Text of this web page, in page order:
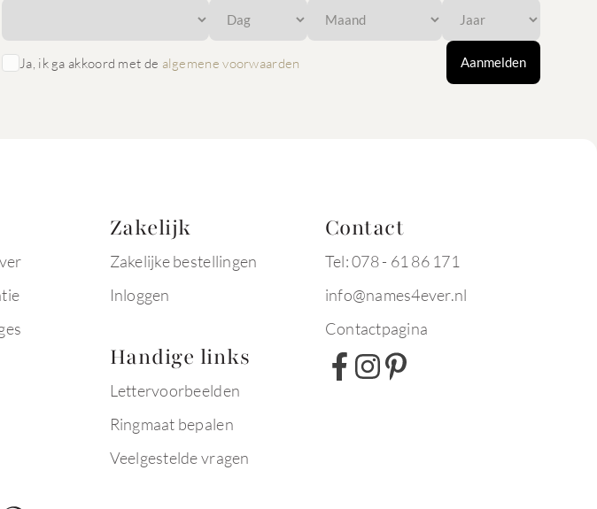
Ja, ik ga akkoord met de algemene voorwaarden Aanmelden
Zakelijk
Zakelijke bestellingen
Inloggen
Handige links
Lettervoorbeelden
Ringmaat bepalen
Veelgestelde vragen
Contact
Tel: 078 - 61 86 171
info@names4ever.nl
Contactpagina